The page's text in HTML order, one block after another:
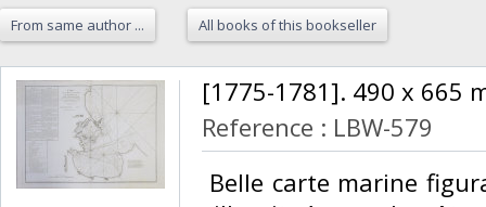
From same author ... All books of this bookseller
‎[1775-1781]. 490 x 665
Reference : LBW-579
Belle carte marine